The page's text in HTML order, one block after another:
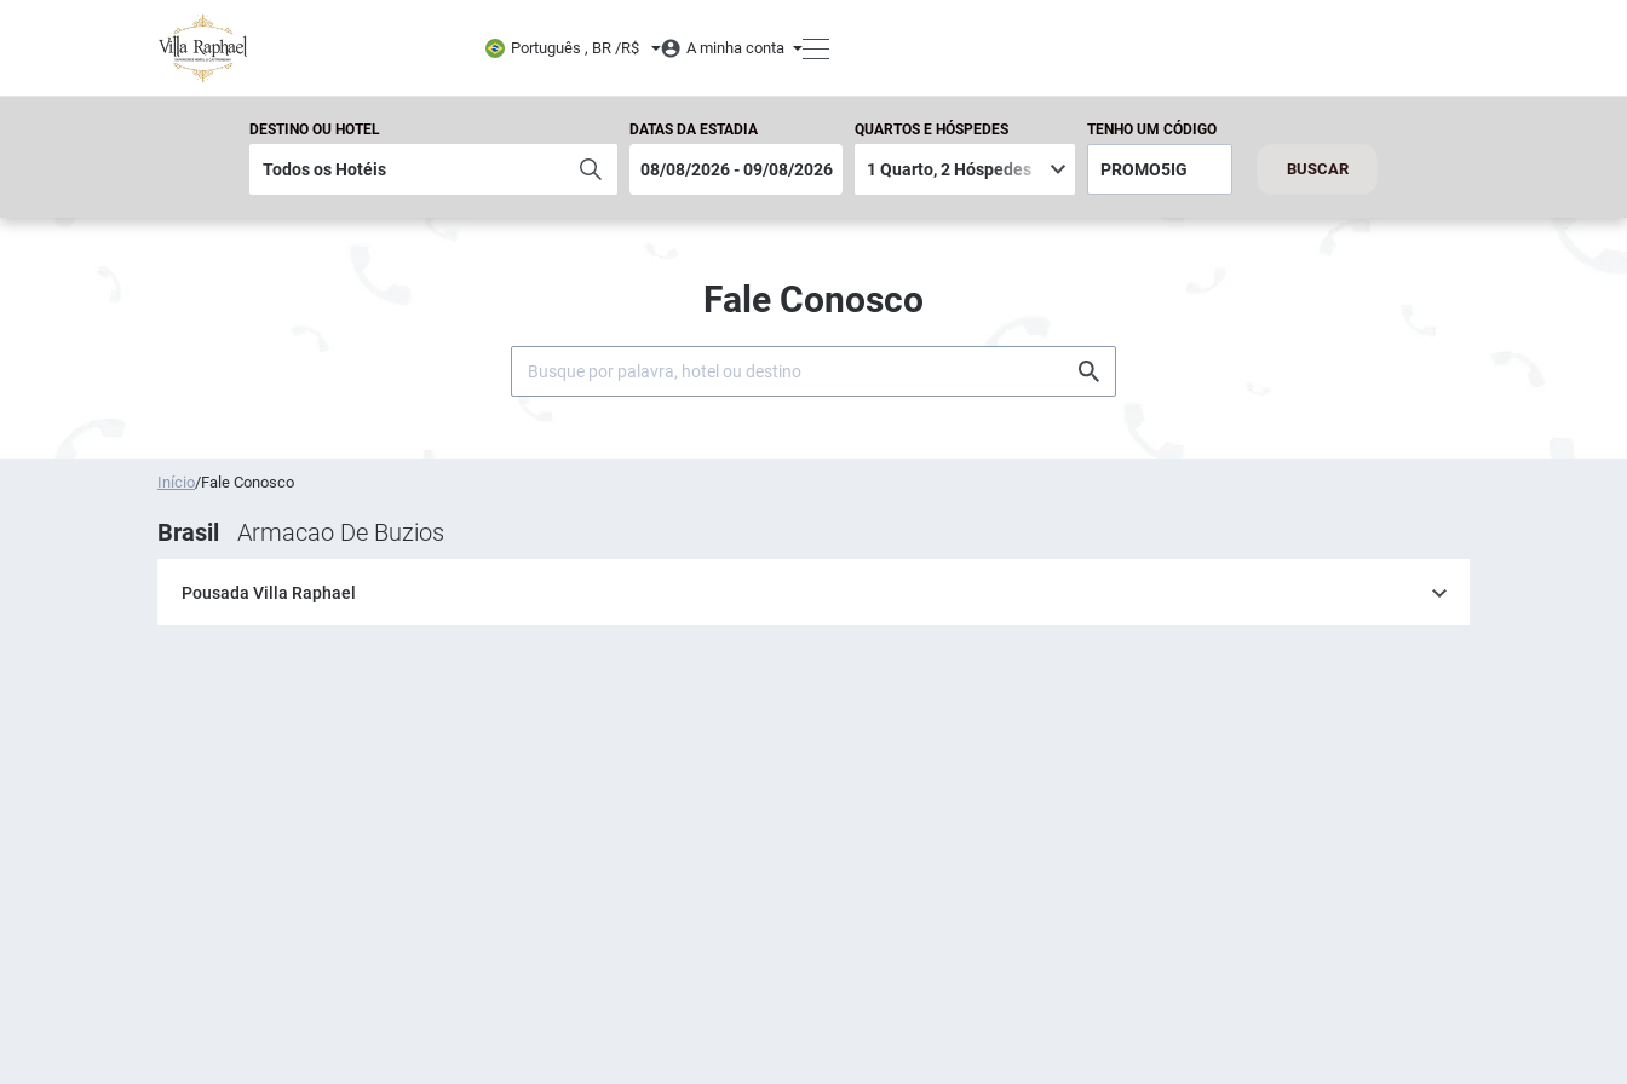
Português , BR /R$ A minha conta
DESTINO OU HOTEL DATAS DA ESTADIA QUARTOS E HÓSPEDES TENHO UM CÓDIGO
BUSCAR
Fale Conosco
Início/Fale Conosco
Brasil Armacao De Buzios
Pousada Villa Raphael